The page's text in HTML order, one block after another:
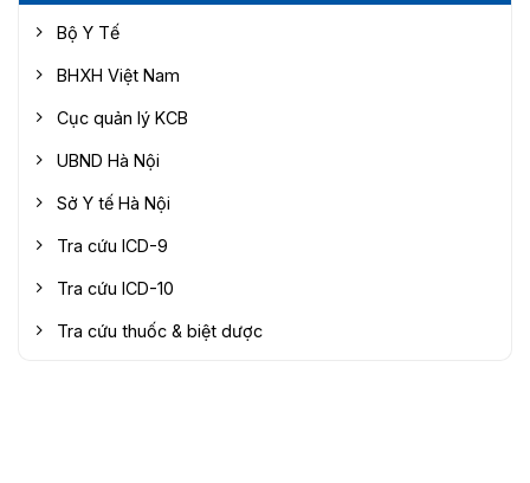
Bộ Y Tế
BHXH Việt Nam
Cục quản lý KCB
UBND Hà Nội
Sở Y tế Hà Nội
Tra cứu ICD-9
Tra cứu ICD-10
Tra cứu thuốc & biệt dược